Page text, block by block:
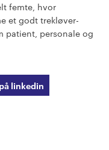
femte, hvor
et godt trekløver-
patient, personale og
linkedin